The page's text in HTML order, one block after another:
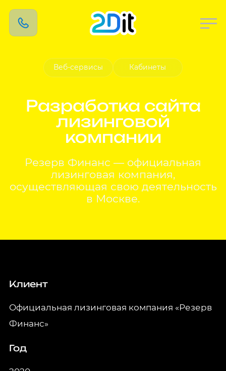
Веб-сервисы Кабинеты
Разработка сайта
лизинговой
компании
Резерв Финанс — официальная
лизинговая компания,
осуществляющая свою деятельность
в Москве.
Клиент
Официальная лизинговая компания «Резерв
Финанс»
Год